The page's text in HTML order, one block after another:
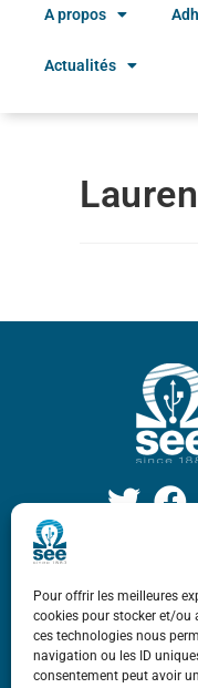
Pour offrir les meilleures
cookies pour stocker et/ou
ces technologies nous
navigation ou les ID
consentement peut avoir
A propos
Actualités